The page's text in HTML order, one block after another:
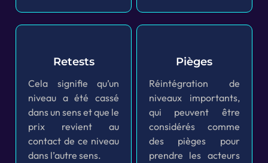
Retests
Cela signifie qu’un
niveau a été cassé
dans un sens et que le
prix revient au
contact de ce niveau
dans l’autre sens.
Pièges
Réintégration de
niveaux importants,
qui peuvent être
considérés comme
des pièges pour
prendre les acteurs